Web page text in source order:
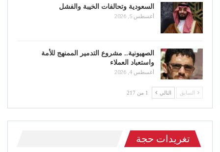
السعودية وتحالفات الخيبة والفشل
أغسطس 5, 2026
الصهيونية.. مشروع التدمير الممنهج للأمة
واستعباد العملاء
أغسطس 4, 2026
السابق التالي 1 من 217
تغريدات حجة